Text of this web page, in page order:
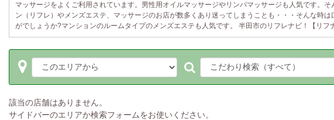
マッサージをよくご利用されています。男性用オイルマッサージやリンパマッサージも人気です。そ
ン（リフレ）やメンズエステ、マッサージのお店が数多くあり迷ってしまうことも・・・そんな時
がでしょうか?マンションのルームタイプのメンズエステも人気です。 半田市のリフレナビ！【リフ
該当の店舗はありません。
サイドバーのエリアか検索フォームをお使いください。